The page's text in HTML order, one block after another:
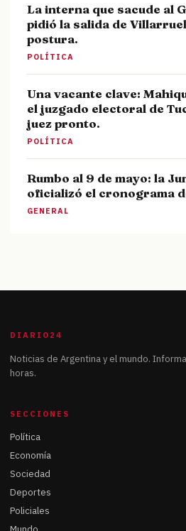
La interna que sacude al
pidió la salida de
postura.
POLÍTICA
Una vacante clave:
el juzgado electoral de
juez pronto.
POLÍTICA
Rumbo al 9 de mayo: la
oficializó el cronograma
GENERAL
DIARIO24
Noticias de Argentina y el mundo.
horas.
SECCIONES
Política
Economía
Sociedad
Deportes
Policiales